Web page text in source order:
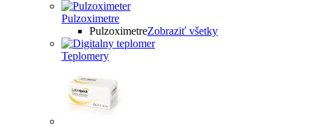
Pulzoximetre
PulzoximetreZobraziť všetky
Teplomery